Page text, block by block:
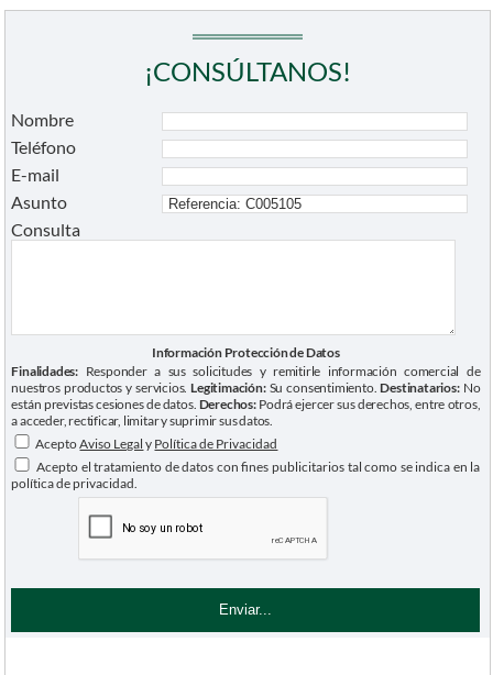
¡CONSÚLTANOS!
Nombre
Teléfono
E-mail
Asunto
Consulta
Información Protección de Datos
Finalidades: Responder a sus solicitudes y remitirle información comercial de
nuestros productos y servicios.Legitimación:Su consentimiento.Destinatarios:No
están previstas cesiones de datos. Derechos:Podrá ejercer sus derechos, entre otros,
a acceder, rectificar, limitar y suprimir sus datos.
AceptoAviso Legal y Política de Privacidad
Acepto el tratamiento de datos con fines publicitarios tal como se indica en la
política de privacidad.